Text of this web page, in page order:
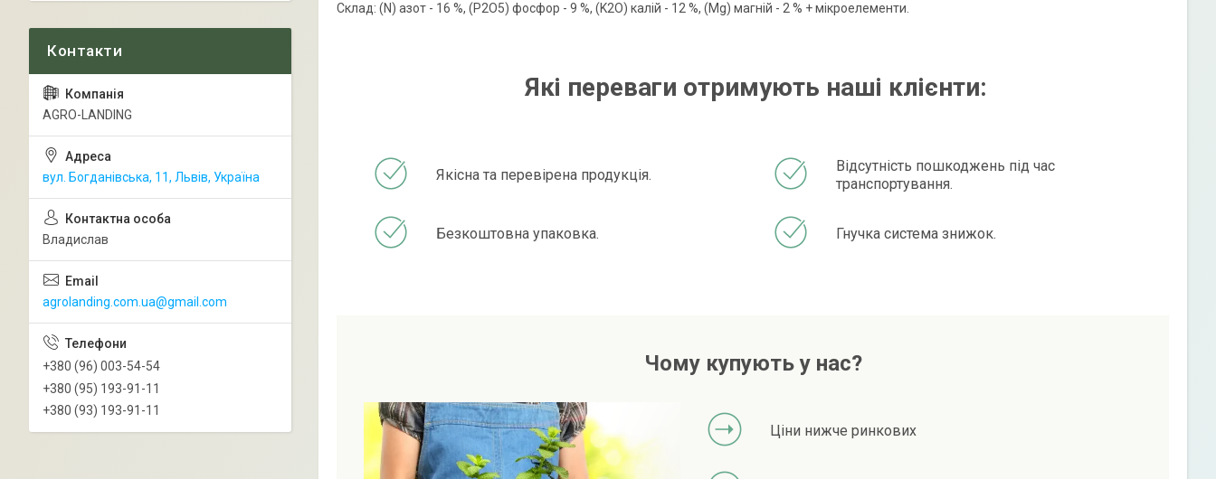
Склад: (N) азот - 16 %, (P2O5) фосфор - 9 %, (K2O) калій - 12 %, (Mg) магній - 2 % + мікроелементи.
Які переваги отримують наші клієнти:
Якісна та перевірена продукція.
Безкоштовна упаковка.
Відсутність пошкоджень під час
транспортування.
Гнучка система знижок.
Чому купують у нас?
Ціни нижче ринкових
AGRO-LANDING
вул. Богданівська, 11, Львів, Україна
Владислав
agrolanding.com.ua@gmail.com
+380 (96) 003-54-54
+380 (95) 193-91-11
+380 (93) 193-91-11